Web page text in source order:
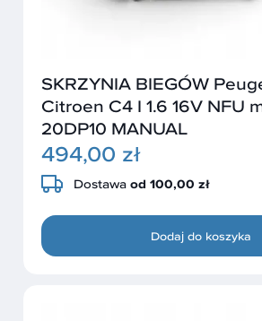
SKRZYNIA BIEGÓW
Citroen C4 I 1.6 16V NFU
20DP10 MANUAL
494,00 zł
Dostawa od 100,00 zł
Dodaj do koszyka